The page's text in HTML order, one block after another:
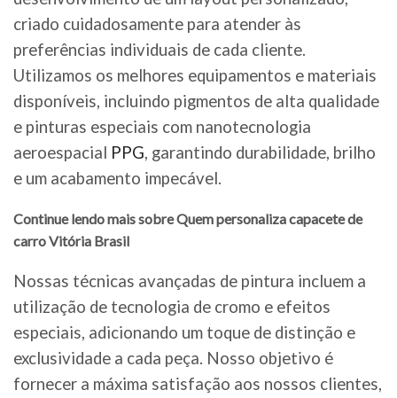
criado cuidadosamente para atender às
preferências individuais de cada cliente.
Utilizamos os melhores equipamentos e materiais
disponíveis, incluindo pigmentos de alta qualidade
e pinturas especiais com nanotecnologia
aeroespacial PPG, garantindo durabilidade, brilho
e um acabamento impecável.
Continue lendo mais sobre Quem personaliza capacete de
carro Vitória Brasil
Nossas técnicas avançadas de pintura incluem a
utilização de tecnologia de cromo e efeitos
especiais, adicionando um toque de distinção e
exclusividade a cada peça. Nosso objetivo é
fornecer a máxima satisfação aos nossos clientes,